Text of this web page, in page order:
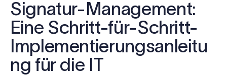
Signatur-Management:
Eine Schritt-für-Schritt-
Implementierungsanleitu
ng für die IT